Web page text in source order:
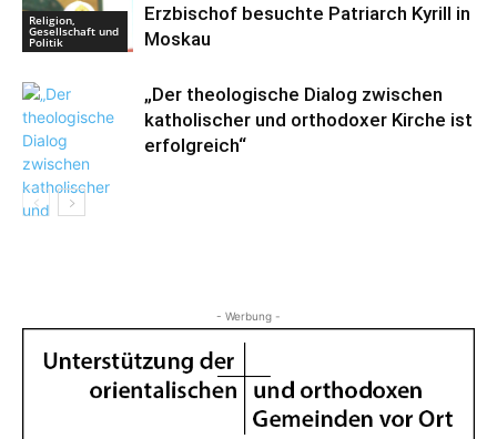
Religion,
Gesellschaft und
Politik
Erzbischof besuchte Patriarch Kyrill in
Moskau
„Der theologische Dialog zwischen
katholischer und orthodoxer Kirche ist
erfolgreich“
- Werbung -